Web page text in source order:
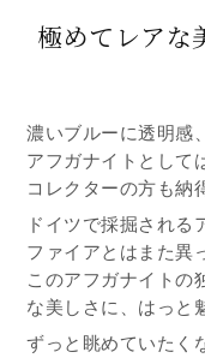
極めてレアな
濃いブルーに透明感
アフガナイトとして
コレクターの方も納
ドイツで採掘される
ファイアとはまた異
このアフガナイトの
な美しさに、はっと
ずっと眺めていたく